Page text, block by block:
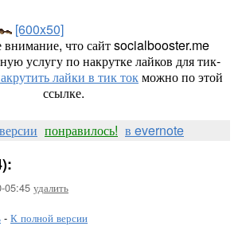
[600x50]
что сайт socialbooster.me
услугу по накрутке лайков для тик-
лайки в тик токможно по этой
ссылке.
понравилось! в evernote
05:45 удалить
- К полной версии